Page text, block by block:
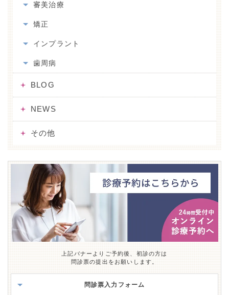
審美治療
矯正
インプラント
歯周病
BLOG
NEWS
その他
上記バナーよりご予約後、初診の方は
問診票の提出をお願いします。
問診票入力フォーム